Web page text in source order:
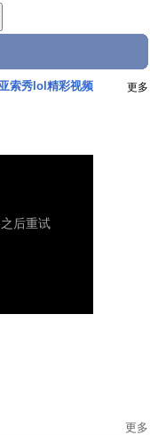
索秀lol精彩视频 更多
更多